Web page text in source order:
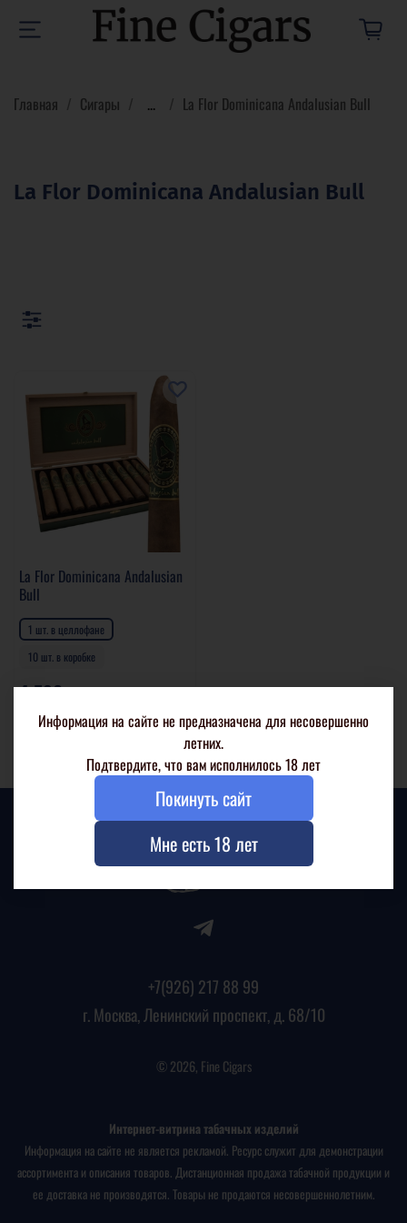
Главная Сигары ... La Flor Dominicana Andalusian Bull
La Flor Dominicana Andalusian Bull
La Flor Dominicana Andalusian
Bull
1 шт. в целлофане
10 шт. в коробке
4 590 р
В корзину
+7(926) 217 88 99
г. Москва, Ленинский проспект, д. 68/10
© 2026, Fine Cigars
Интернет-витрина табачных изделий
Информация на сайте не является рекламой. Ресурс служит для демонстрации
ассортимента и описания товаров. Дистанционная продажа табачной продукции и
ее доставка не производятся. Товары не продаются несовершеннолетним.
Информация на сайте не предназначена для несовершенно
летних.
Подтвердите, что вам исполнилось 18 лет
Покинуть сайт
Мне есть 18 лет